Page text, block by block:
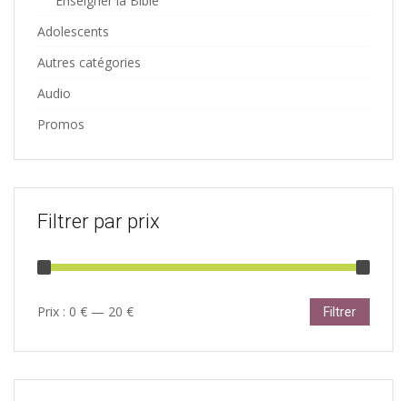
Adolescents
Autres catégories
Audio
Promos
Filtrer par prix
Prix
Prix
Filtrer
Prix : 0 € — 20 €